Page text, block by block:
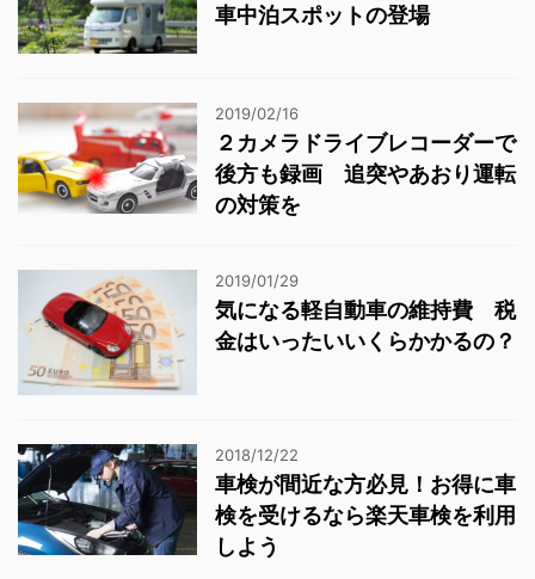
車中泊スポットの登場
2019/02/16
２カメラドライブレコーダーで
後方も録画 追突やあおり運転
の対策を
2019/01/29
気になる軽自動車の維持費 税
金はいったいいくらかかるの？
2018/12/22
車検が間近な方必見！お得に車
検を受けるなら楽天車検を利用
しよう